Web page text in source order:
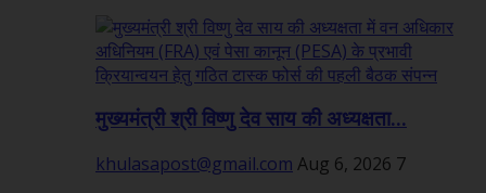
मुख्यमंत्री श्री विष्णु देव साय की अध्यक्षता...
khulasapost@gmail.com Aug 6, 2026 7